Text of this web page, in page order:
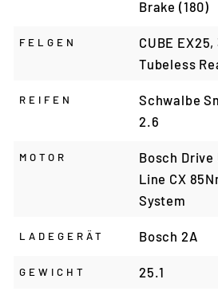
Brake (180)
FELGEN
CUBE
Tubeless
REIFEN
Schwalbe
2.6
MOTOR
Bosch
Line CX
System
LADEGERÄT Bosch 2A
GEWICHT 25.1